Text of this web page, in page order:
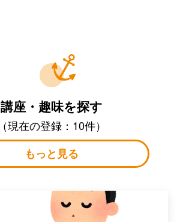
講座・趣味を探す
（現在の登録：10件）
もっと見る